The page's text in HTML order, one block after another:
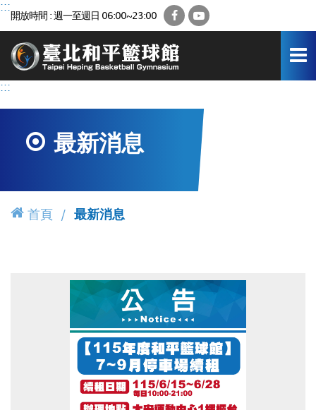
跳
容
:::
開放時間 : 週一至週日 06:00~23:00 FacebookYouTube
:::
最新消息
首頁 最新消息